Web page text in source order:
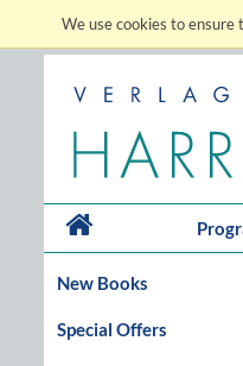
We use cookies to
New Books
Special Offers